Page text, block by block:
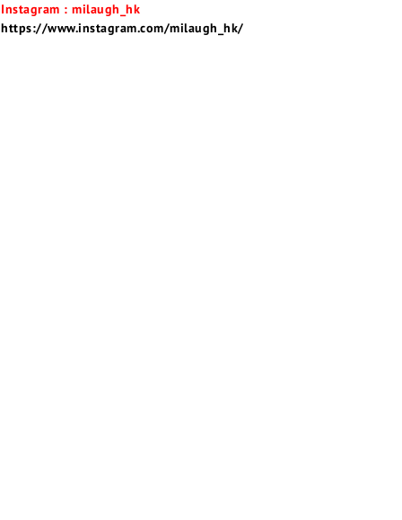
Instagram : milaugh_hk
https://www.instagram.com/milaugh_hk/